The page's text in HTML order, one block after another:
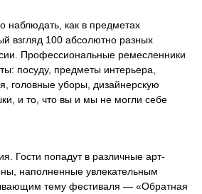
наблюдать, как в предметах
взгляд 100 абсолютно разных
Профессиональные ремесленники
посуду, предметы интерьера,
головные уборы, дизайнерскую
и то, что вы и мы не могли себе
Гости попадут в различные арт-
наполненные увлекательным
тему фестиваля — «Обратная